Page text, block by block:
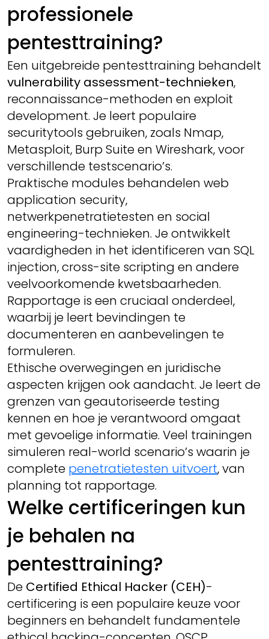
professionele
pentesttraining?
Een uitgebreide pentesttraining behandelt
vulnerability assessment-technieken,
reconnaissance-methoden en exploit
development. Je leert populaire
securitytools gebruiken, zoals Nmap,
Metasploit, Burp Suite en Wireshark, voor
verschillende testscenario’s.
Praktische modules behandelen web
application security,
netwerkpenetratietesten en social
engineering-technieken. Je ontwikkelt
vaardigheden in het identificeren van SQL
injection, cross-site scripting en andere
veelvoorkomende kwetsbaarheden.
Rapportage is een cruciaal onderdeel,
waarbij je leert bevindingen te
documenteren en aanbevelingen te
formuleren.
Ethische overwegingen en juridische
aspecten krijgen ook aandacht. Je leert de
grenzen van geautoriseerde testing
kennen en hoe je verantwoord omgaat
met gevoelige informatie. Veel trainingen
simuleren real-world scenario’s waarin je
complete penetratietesten uitvoert, van
planning tot rapportage.
Welke certificeringen kun
je behalen na
pentesttraining?
De Certified Ethical Hacker (CEH)-
certificering is een populaire keuze voor
beginners en behandelt fundamentele